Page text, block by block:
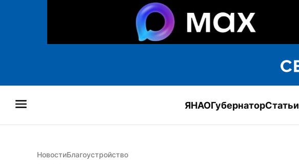
ЯНАОГубернаторСтатьи
НовостиБлагоустройство